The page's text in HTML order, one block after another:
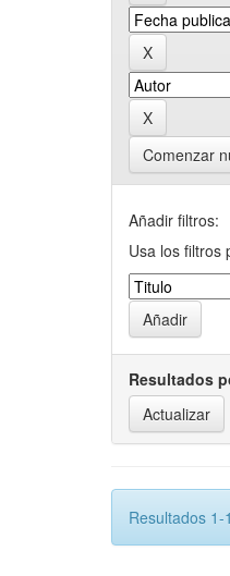
Comenzar
Añadir filtros:
Usa los filtros
Resultados
Resultados 1-